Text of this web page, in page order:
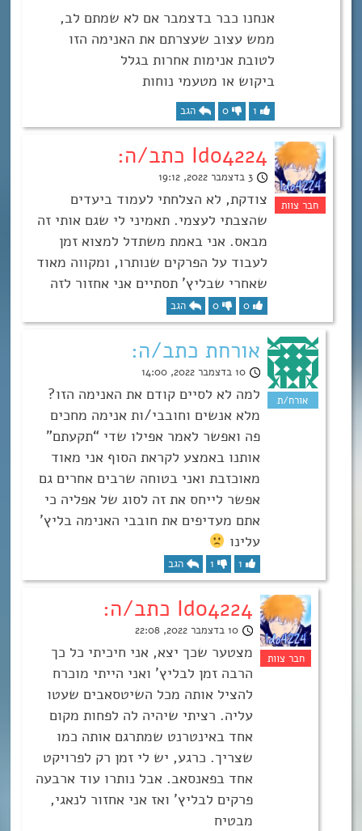
אנחנו כבר בדצמבר אם לא שמתם לב,
ממש עצוב שעצרתם את האנימה הזו
לטובת אנימות אחרות בגלל
ביקוש או מטעמי נוחות
1
0 הגב
Ido4224 כתב/ה:
3 בדצמבר 2022, 19:12
צודקת, לא הצלחתי לעמוד ביעדים
שהצבתי לעצמי. תאמיני לי שגם אותי זה
מבאס. אני באמת משתדל למצוא זמן
לעבוד על הפרקים שנותרו, ומקווה מאוד
שאחרי שבליץ’ תסתיים אני אחזור לזה
0
0 הגב
אורחת כתב/ה:
10 בדצמבר 2022, 14:00
למה לא לסיים קודם את האנימה הזו?
מלא אנשים וחובבי/ות אנימה מחכים
פה ואפשר לאמר אפילו שדי “תקעתם”
אותנו באמצע לקראת הסוף אני מאוד
מאוכזבת ואני בטוחה שרבים אחרים גם
אפשר לייחס את זה לסוג של אפליה כי
אתם מעדיפים את חובבי האנימה בליץ’
עלינו
1
1 הגב
Ido4224 כתב/ה:
10 בדצמבר 2022, 22:08
מצטער שכך יצא, אני חיכיתי כל כך
הרבה זמן לבליץ’ ואני הייתי מוכרח
להציל אותה מכל השיטסאבים שעטו
עליה. רציתי שיהיה לה לפחות מקום
אחד באינטרנט שמתרגם אותה כמו
שצריך. כרגע, יש לי זמן רק לפרויקט
אחד בפאנסאב. אבל נותרו עוד ארבעה
פרקים לבליץ’ ואז אני אחזור לנאגי,
מבטיח